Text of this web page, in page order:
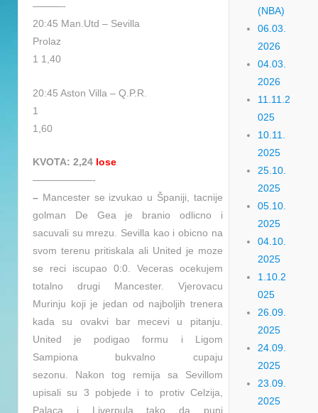
———-
20:45 Man.Utd – Sevilla
Prolaz
1 1,40
20:45 Aston Villa – Q.P.R.
1
1,60
KVOTA: 2,24 lose
——————-
– Mancester se izvukao u Španiji, tacnije
golman De Gea je branio odlicno i
sacuvali su mrezu. Sevilla kao i obicno na
svom terenu pritiskala ali United je moze
se reci iscupao 0:0. Veceras ocekujem
totalno drugi Mancester. Vjerovacu
Murinju koji je jedan od najboljih trenera
kada su ovakvi bar mecevi u pitanju.
United je podigao formu i Ligom
Sampiona bukvalno cupaju
sezonu. Nakon tog remija sa Sevillom
upisali su 3 pobjede i to protiv Celzija,
Palaca i Liverpula tako da puni
(NBA)
06.03.
2026
04.03.
2026
11.11.2
025
10.11.
2025
25.10.
2025
05.10.
2025
04.10.
2025
1.10.2
025
26.09.
2025
24.09.
2025
23.09.
2025